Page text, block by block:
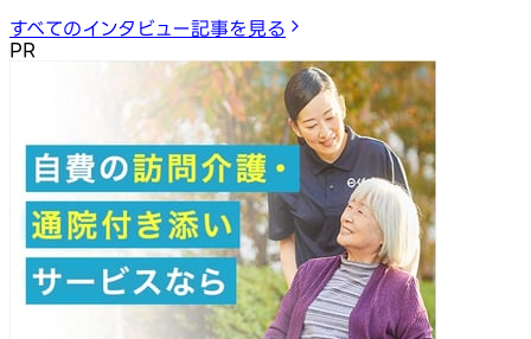
すべてのインタビュー記事を見る
PR